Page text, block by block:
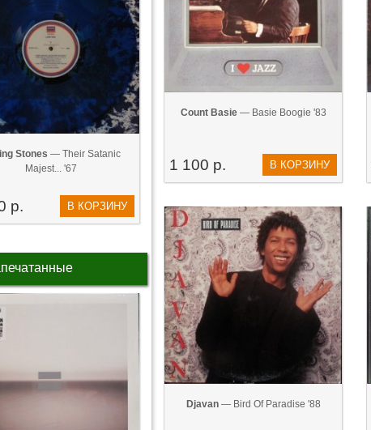
Stones — Their Satanic
Majest... '67
р. В КОРЗИНУ
Count Basie— Basie Boogie '83
1 100 р. В КОРЗИНУ
Djavan— Bird Of Paradise '88